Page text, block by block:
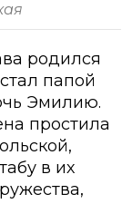
родился
папой
Эмилию.
простила
в их